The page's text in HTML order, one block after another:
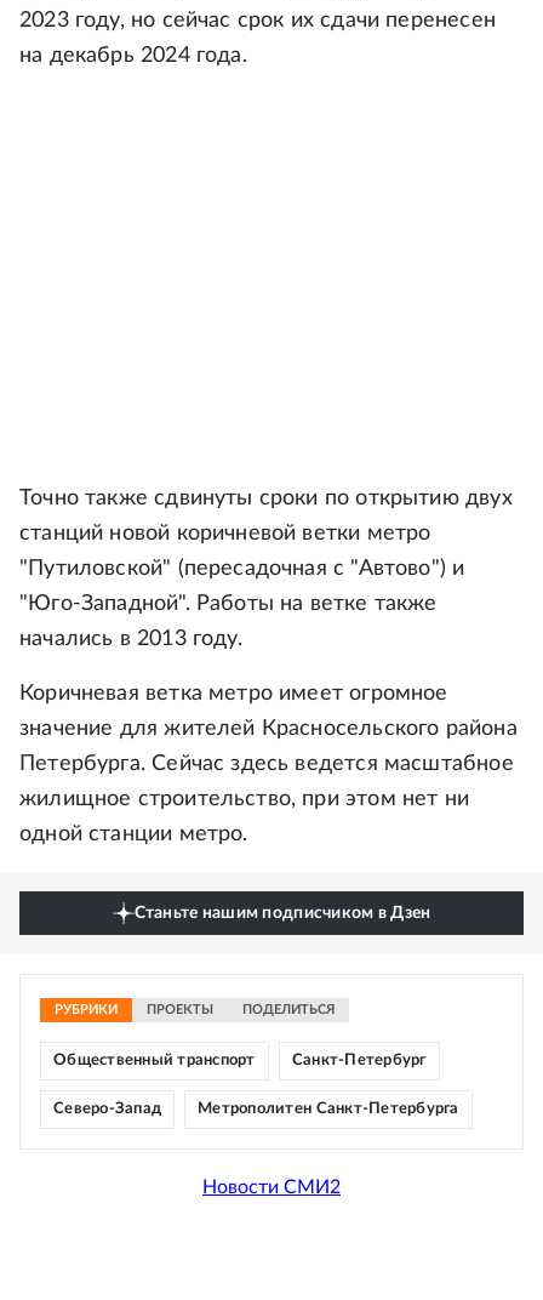
2023 году, но сейчас срок их сдачи перенесен
на декабрь 2024 года.
Точно также сдвинуты сроки по открытию двух
станций новой коричневой ветки метро
"Путиловской" (пересадочная с "Автово") и
"Юго-Западной". Работы на ветке также
начались в 2013 году.
Коричневая ветка метро имеет огромное
значение для жителей Красносельского района
Петербурга. Сейчас здесь ведется масштабное
жилищное строительство, при этом нет ни
одной станции метро.
Станьте нашим подписчиком в Дзен
РУБРИКИ ПРОЕКТЫ ПОДЕЛИТЬСЯ
Общественный транспорт Санкт-Петербург
Северо-Запад Метрополитен Санкт-Петербурга
Новости СМИ2